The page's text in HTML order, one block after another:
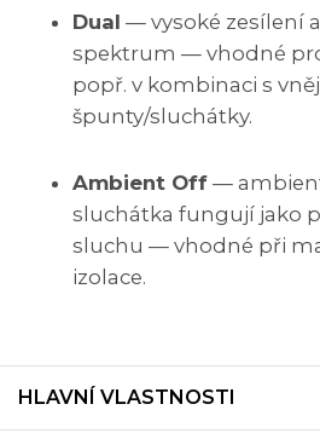
Dual — vysoké zesílení
spektrum — vhodné
popř. v kombinaci s
špunty/sluchátky.
Ambient Off —
sluchátka fungují jako
sluchu — vhodné při
izolace.
HLAVNÍ VLASTNOSTI